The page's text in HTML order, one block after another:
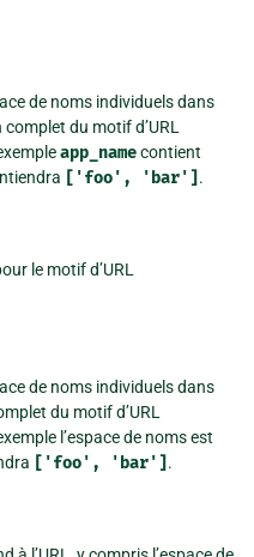
de noms individuels dans
du motif d’URL
app_namecontient
['foo', 'bar'] .
le motif d’URL
de noms individuels dans
du motif d’URL
l’espace de noms est
['foo', 'bar'] .